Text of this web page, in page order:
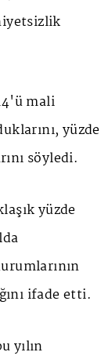
mali
yüzde
söyledi.
yüzde
ifade etti.
yılın